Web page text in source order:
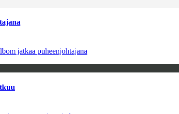
jatkaa puheenjohtajana